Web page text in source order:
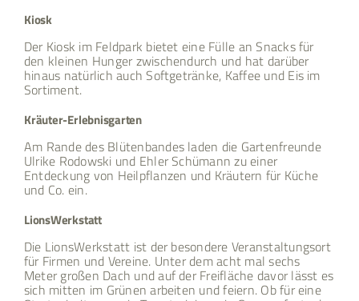
Kiosk
Der Kiosk im Feldpark bietet eine Fülle an Snacks für
den kleinen Hunger zwischendurch und hat darüber
hinaus natürlich auch Softgetränke, Kaffee und Eis im
Sortiment.
Kräuter-Erlebnisgarten
Am Rande des Blütenbandes laden die Gartenfreunde
Ulrike Rodowski und Ehler Schümann zu einer
Entdeckung von Heilpflanzen und Kräutern für Küche
und Co. ein.
LionsWerkstatt
Die LionsWerkstatt ist der besondere Veranstaltungsort
für Firmen und Vereine. Unter dem acht mal sechs
Meter großen Dach und auf der Freifläche davor lässt es
sich mitten im Grünen arbeiten und feiern. Ob für eine